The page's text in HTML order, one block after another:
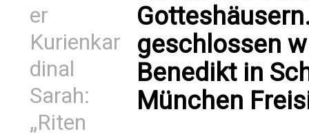
er
Kurienkar
dinal
Sarah:
„Riten
geschlossen
Benedikt in
München